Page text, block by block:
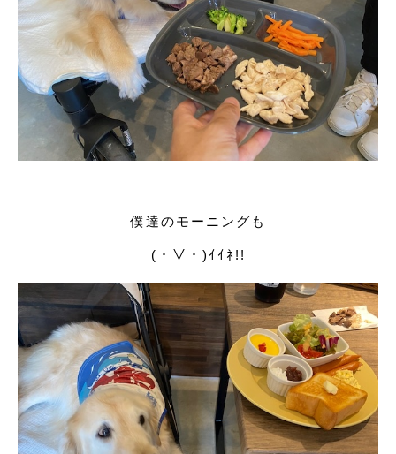
僕達のモーニングも
(・∀・)ｲｲﾈ!!